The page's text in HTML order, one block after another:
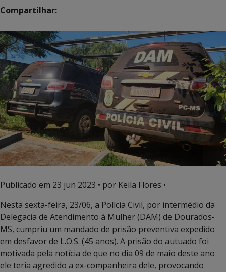
Compartilhar:
Publicado em 23 jun 2023 • por Keila Flores •
Nesta sexta-feira, 23/06, a Polícia Civil, por intermédio da
Delegacia de Atendimento à Mulher (DAM) de Dourados-
MS, cumpriu um mandado de prisão preventiva expedido
em desfavor de L.O.S. (45 anos). A prisão do autuado foi
motivada pela notícia de que no dia 09 de maio deste ano
ele teria agredido a ex-companheira dele, provocando